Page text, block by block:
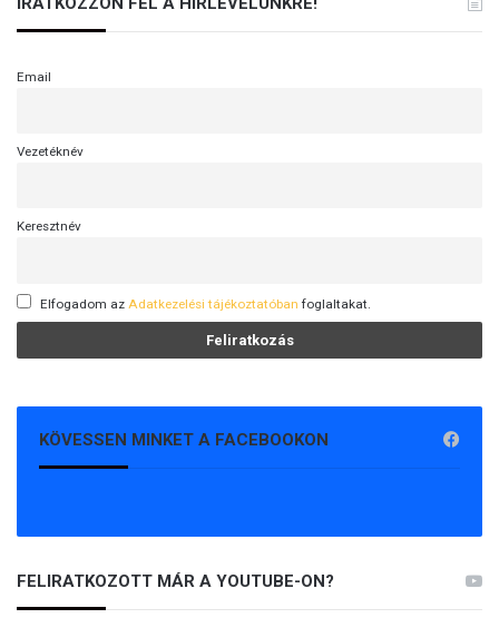
Email
Vezetéknév
Keresztnév
Elfogadom az Adatkezelési tájékoztatóban foglaltakat.
KÖVESSEN MINKET A FACEBOOKON
FELIRATKOZOTT MÁR A YOUTUBE-ON?